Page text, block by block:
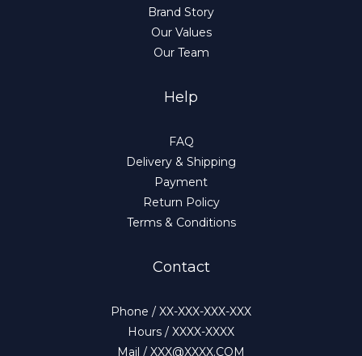
Brand Story
Our Values
Our Team
Help
FAQ
Delivery & Shipping
Payment
Return Policy
Terms & Conditions
Contact
Phone / XX-XXX-XXX-XXX
Hours / XXXX-XXXX
Mail / XXX@XXXX.COM